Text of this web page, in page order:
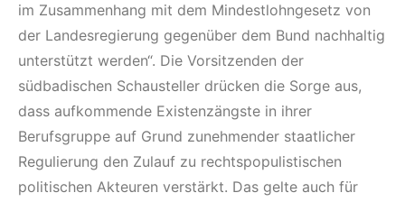
im Zusammenhang mit dem Mindestlohngesetz von
der Landesregierung gegenüber dem Bund nachhaltig
unterstützt werden“. Die Vorsitzenden der
südbadischen Schausteller drücken die Sorge aus,
dass aufkommende Existenzängste in ihrer
Berufsgruppe auf Grund zunehmender staatlicher
Regulierung den Zulauf zu rechtspopulistischen
politischen Akteuren verstärkt. Das gelte auch für